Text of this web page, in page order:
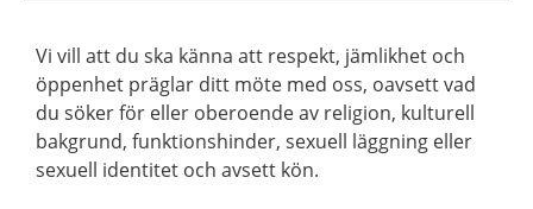
Vi vill att du ska känna att respekt, jämlikhet och
öppenhet präglar ditt möte med oss, oavsett vad
du söker för eller oberoende av religion, kulturell
bakgrund, funktionshinder, sexuell läggning eller
sexuell identitet och avsett kön.